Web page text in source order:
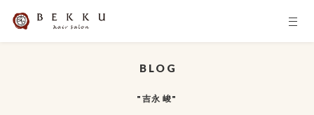
BLOG
"吉永 峻"